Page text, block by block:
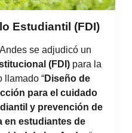
Estudiantil (FDI)
se adjudicó un
(FDI) para la
llamado “Diseño de
para el cuidado
y prevención de
en estudiantes de